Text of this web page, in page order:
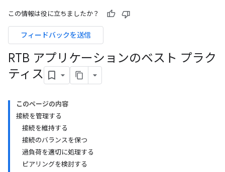
この情報は役に立ちましたか？
フィードバックを送信
RTB アプリケーションのベスト プラク
ティス
このページの内容
接続を管理する
接続を維持する
接続のバランスを保つ
過負荷を適切に処理する
ピアリングを検討する